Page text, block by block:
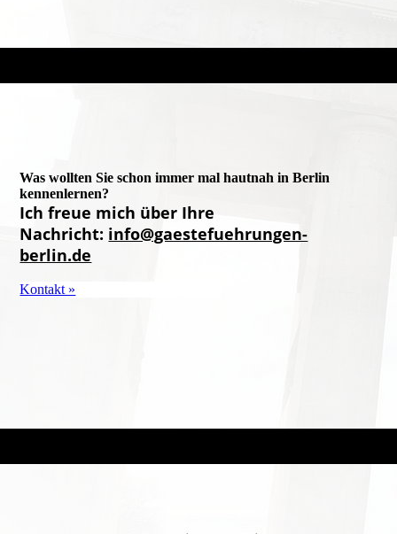
Was wollten Sie schon immer mal hautnah in Berlin
kennenlernen?
Ich freue mich über Ihre
Nachricht: info@gaestefuehrungen-
berlin.de
Kontakt »